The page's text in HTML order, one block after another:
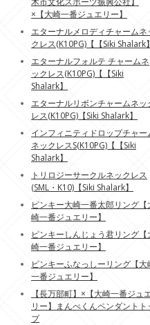
×【大崎一番ジュエリー】
エターナルメロディチャームネ
クレス(K10PG)【【Siki Shalark】
エターナルフォルテ チャームネ
ックレス(K10PG)【【Siki
Shalark】
エターナルリボンチャームネッ
レス(K10PG)【Siki Shalark】
インフィニティドロップチャー
ネックレスS(K10PG)【【Siki
Shalark】
トリロジーサークルネックレス
(SML・K10)【Siki Shalark】
ピンキー大崎一番太郎リング【
崎一番ジュエリー】
ピンキーしんじょう君リング【
崎一番ジュエリー】
ピンキーふなっしーリング【大
一番ジュエリー】
【長万部町】×【大崎一番ジュ
リー】まんべくんペンダントト
プ